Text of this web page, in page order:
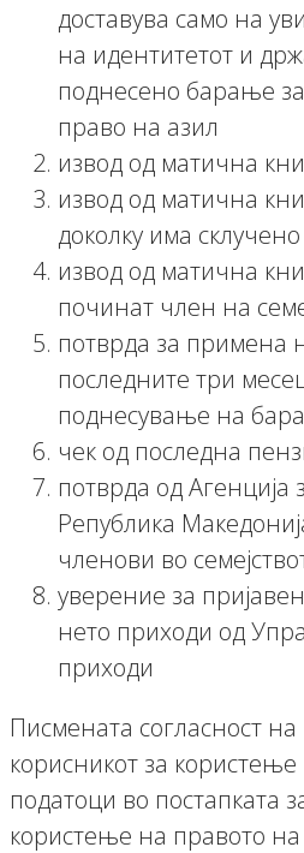
доставува само на
на идентитетот и
поднесено барање
право на азил
извод од матична
извод од матична
доколку има
извод од матична
починат член на
потврда за примена
последните три
поднесување на
чек од последна
потврда од
Република
членови во
уверение за
нето приходи од
приходи
Писмената согласност
корисникот за
податоци во постапката
користење на правото